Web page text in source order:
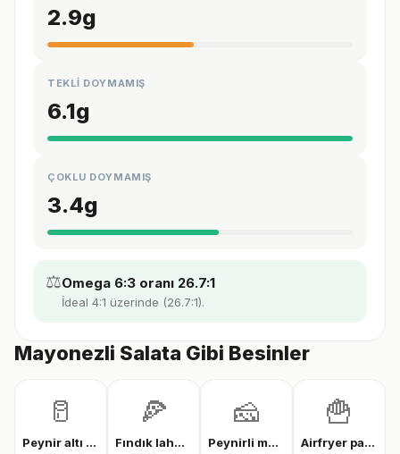
2.9g
TEKLİ DOYMAMIŞ
6.1g
ÇOKLU DOYMAMIŞ
3.4g
⚖️Omega 6:3 oranı 26.7:1
İdeal 4:1 üzerinde (26.7:1).
Mayonezli Salata Gibi Besinler
🥛
Peynir altı suyu protein tozu
🍕
Fındık lahmacun
🧀
Peynirli makarna
🍟
Airfryer patates kızartması